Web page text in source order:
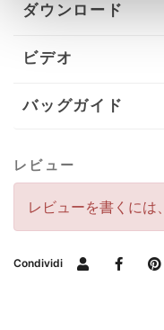
ダウンロード
ビデオ
バッグガイド
レビュー
レビューを書くには、
Condividi